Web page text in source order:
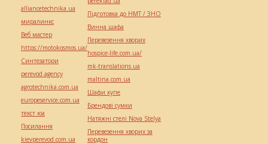
alliancetechnika.ua
миралинкс
Веб мастер
https://motokosmos.ua/
Синтезатори
perevod.agency
agrotechnika.com.ua
europeservice.com.ua
текст юа
Посилання
kievperevod.com.ua
Підготовка до НМТ / ЗНО
Винна шафа
Перевезення хворих
hospice-life.com.ua/
mk-translations.ua
maltina.com.ua
Шафи купе
Брендові сумки
Натяжні стелі Nova Stelya
Перевезення хворих за
кордон